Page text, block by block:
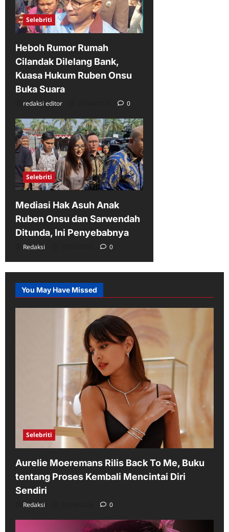
Selebriti
Heboh Rumor Rumah
Cilandak Dilelang Bank,
Kuasa Hukum Ruben Onsu
Buka Suara
redaksi editor 0
Selebriti
Mediasi Hak Asuh Anak
Ruben Onsu dan Sarwendah
Ditunda, Ini Penyebabnya
Redaksi 0
You May Have Missed
Selebriti
Aurelie Moeremans Rilis Back To Me, Buku
tentang Proses Kembali Mencintai Diri
Sendiri
Redaksi 0